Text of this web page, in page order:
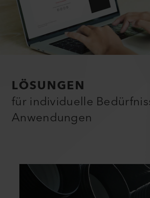
LÖSUNGEN
für individuelle
Anwendungen